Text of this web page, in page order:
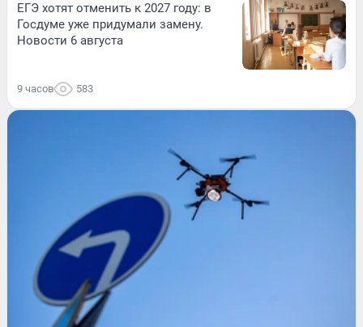
ЕГЭ хотят отменить к 2027 году: в
Госдуме уже придумали замену.
Новости 6 августа
9 часов 583